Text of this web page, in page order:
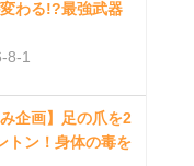
わる!?最強武器
8-1
み企画】足の爪を2
トン！身体の毒を